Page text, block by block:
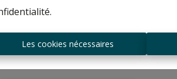
.
Les cookies nécessaires
être le premier informé des
nouvelles offres ?